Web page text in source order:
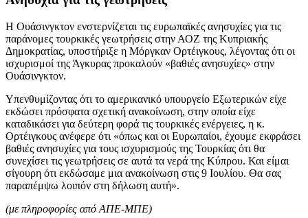
Η Ουάσινγκτον ενστερνίζεται τις ευρωπαϊκές ανησυχίες για τις
παράνομες τουρκικές γεωτρήσεις στην ΑΟΖ της Κυπριακής
Δημοκρατίας, υποστήριξε η Μόργκαν Ορτέιγκους, λέγοντας ότι οι
ισχυρισμοί της Άγκυρας προκαλούν «βαθιές ανησυχίες» στην
Ουάσινγκτον.
Υπενθυμίζοντας ότι το αμερικανικό υπουργείο Εξωτερικών είχε
εκδώσει πρόσφατα σχετική ανακοίνωση, στην οποία είχε
καταδικάσει για δεύτερη φορά τις τουρκικές ενέργειες, η κ.
Ορτέιγκους ανέφερε ότι «όπως και οι Ευρωπαίοι, έχουμε εκφράσει
βαθιές ανησυχίες για τους ισχυρισμούς της Τουρκίας ότι θα
συνεχίσει τις γεωτρήσεις σε αυτά τα νερά της Κύπρου. Και είμαι
σίγουρη ότι εκδώσαμε μια ανακοίνωση στις 9 Ιουλίου. Θα σας
παραπέμψω λοιπόν στη δήλωση αυτή».
(με πληροφορίες από ΑΠΕ-ΜΠΕ)